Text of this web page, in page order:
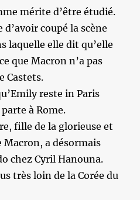
mérite d’être étudié.
d’avoir coupé la scène
laquelle elle dit qu’elle
que Macron n’a pas
Castets.
reste in Paris
à Rome.
fille de la glorieuse et
a désormais
chez Cyril Hanouna.
très loin de la Corée du